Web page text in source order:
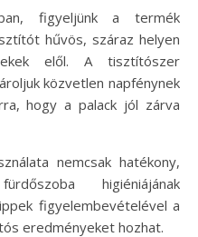
figyeljünk a termék
hűvös, száraz helyen
elől. A tisztítószer
közvetlen napfénynek
hogy a palack jól zárva
nemcsak hatékony,
higiéniájának
figyelembevételével a
eredményeket hozhat.